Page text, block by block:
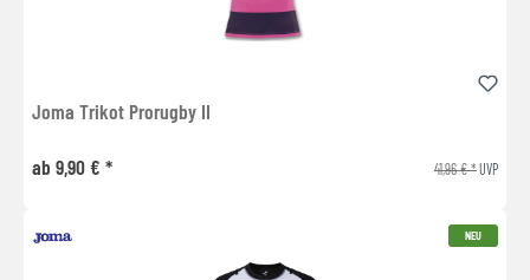
Joma Trikot Prorugby II
ab 9,90 € * 41,96 € *UVP
NEU